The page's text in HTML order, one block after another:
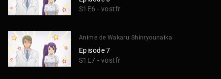
S1E6 - vostfr
Anime de Wakaru Shinryounaika
Episode 7
S1E7 - vostfr